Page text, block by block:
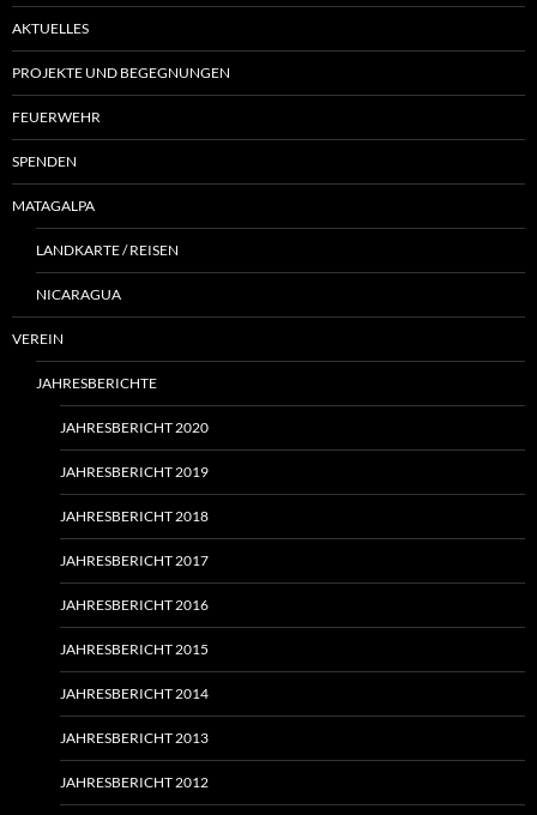
AKTUELLES
PROJEKTE UND BEGEGNUNGEN
FEUERWEHR
SPENDEN
MATAGALPA
LANDKARTE / REISEN
NICARAGUA
VEREIN
JAHRESBERICHTE
JAHRESBERICHT 2020
JAHRESBERICHT 2019
JAHRESBERICHT 2018
JAHRESBERICHT 2017
JAHRESBERICHT 2016
JAHRESBERICHT 2015
JAHRESBERICHT 2014
JAHRESBERICHT 2013
JAHRESBERICHT 2012